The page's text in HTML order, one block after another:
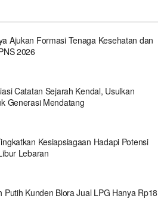
Ajukan Formasi Tenaga Kesehatan dan
2026
Catatan Sejarah Kendal, Usulkan
Generasi Mendatang
Kesiapsiagaan Hadapi Potensi
Lebaran
Putih Kunden Blora Jual LPG Hanya Rp18